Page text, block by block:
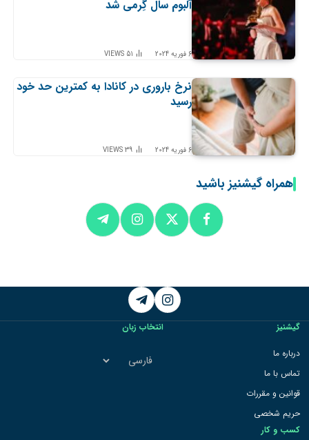
آلبوم سال گِرمی شد
6 فوریه 2024 51
VIEWS
نرخ باروری در کانادا به کمترین حد خود
رسید
6 فوریه 2024 39
VIEWS
همراه گیشنیز باشید
Instagram
Telegram
گیشنیز
درباره ما
تماس با ما
قوانین و مقررات
حریم شخصی
کسب و کار
انتخاب زبان
انتخاب
زبان